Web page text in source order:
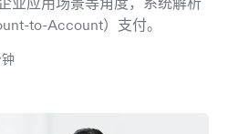
to-Account）支付。